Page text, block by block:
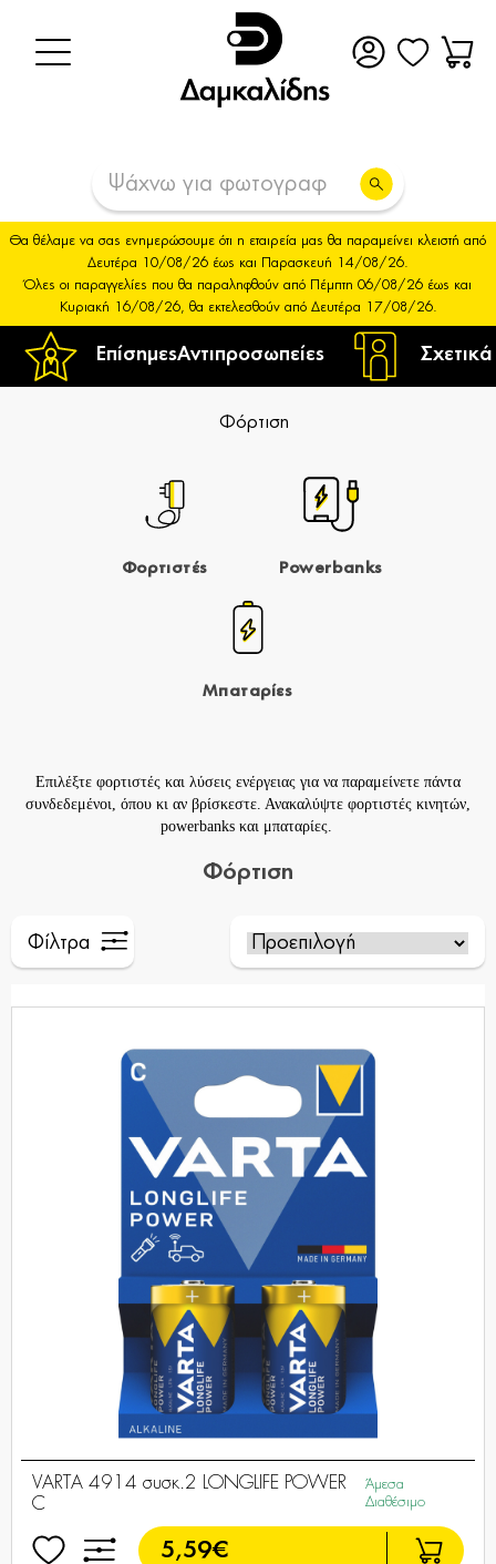
ΕπίσημεςΑντιπροσωπείες
Θα θέλαμε να σας ενημερώσουμε ότι η εταιρεία μας θα παραμείνει κλειστή από
Δευτέρα 10/08/26 έως και Παρασκευή 14/08/26.
Όλες οι παραγγελίες που θα παραληφθούν από Πέμπτη 06/08/26 έως και
Κυριακή 16/08/26, θα εκτελεσθούν από Δευτέρα 17/08/26.
Φόρτιση
Φορτιστές Powerbanks
Μπαταρίες
Επιλέξτε φορτιστές και λύσεις ενέργειας για να παραμείνετε πάντα
συνδεδεμένοι, όπου κι αν βρίσκεστε. Ανακαλύψτε φορτιστές κινητών,
powerbanks και μπαταρίες
Φόρτιση
Φίλτρα
VARTA 4914 συσκ.2 LONGLIFE POWER
C
Άμεσα
Διαθέσιμο
5,59€